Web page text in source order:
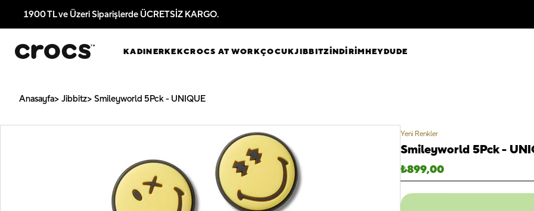
1900 TL ve Üzeri Siparişlerde ÜCRETSİZ KARGO.
KADINERKEKCROCS AT WORKÇOCUKJIBBITZİNDİRİMHEYDUDE
Anasayfa Jibbitz Smileyworld 5Pck - UNIQUE
Yeni Renkler
Smileyworld 5Pck -
₺899,00